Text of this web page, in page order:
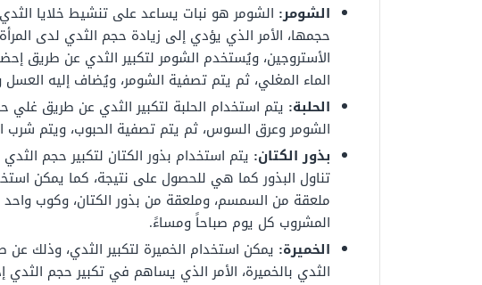
الشومر: الشومر هو نبات يساعد على تنشيط خلايا
حجمها، الأمر الذي يؤدي إلى زيادة حجم الثدي لدى
الأستروجين، ويُستخدم الشومر لتكبير الثدي عن
الماء المغلي، ثم يتم تصفية الشومر، ويُضاف إليه العسل
الحلبة: يتم استخدام الحلبة لتكبير الثدي عن طريق غلي
الشومر وعرق السوس، ثم يتم تصفية الحبوب، ويتم شرب
بذور الكتان: يتم استخدام بذور الكتان لتكبير حجم
تناول البذور كما هي للحصول على نتيجة، كما يمكن
ملعقة من السمسم، وملعقة من بذور الكتان، وكوب
المشروب كل يوم صباحاً ومساءً.
الخميرة: يمكن استخدام الخميرة لتكبير الثدي، وذلك عن
الثدي بالخميرة، الأمر الذي يساهم في تكبير حجم الثدي